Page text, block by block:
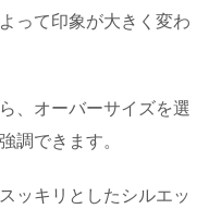
って印象が大きく変わ
、オーバーサイズを選
調できます。
ッキリとしたシルエッ